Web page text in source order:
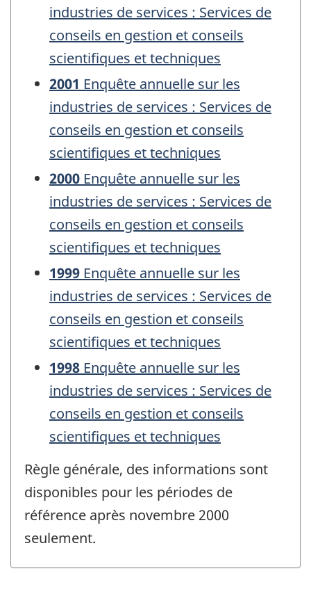
industries de services : Services de
conseils en gestion et conseils
scientifiques et techniques
2001 Enquête annuelle sur les
industries de services : Services de
conseils en gestion et conseils
scientifiques et techniques
2000 Enquête annuelle sur les
industries de services : Services de
conseils en gestion et conseils
scientifiques et techniques
1999 Enquête annuelle sur les
industries de services : Services de
conseils en gestion et conseils
scientifiques et techniques
1998 Enquête annuelle sur les
industries de services : Services de
conseils en gestion et conseils
scientifiques et techniques
Règle générale, des informations sont
disponibles pour les périodes de
référence après novembre 2000
seulement.